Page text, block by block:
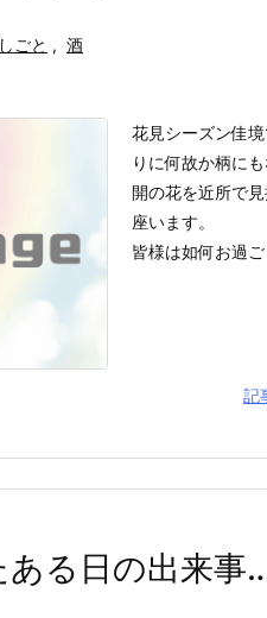
ごと , 酒
花見シーズン佳
りに何故か柄に
開の花を近所で
座います。
皆様は如何お過ご
記
ある日の出来事